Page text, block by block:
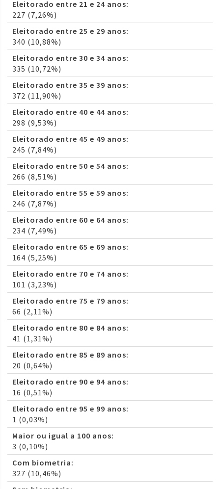
Eleitorado entre 21 e 24 anos:
227 (7,26%)
Eleitorado entre 25 e 29 anos:
340 (10,88%)
Eleitorado entre 30 e 34 anos:
335 (10,72%)
Eleitorado entre 35 e 39 anos:
372 (11,90%)
Eleitorado entre 40 e 44 anos:
298 (9,53%)
Eleitorado entre 45 e 49 anos:
245 (7,84%)
Eleitorado entre 50 e 54 anos:
266 (8,51%)
Eleitorado entre 55 e 59 anos:
246 (7,87%)
Eleitorado entre 60 e 64 anos:
234 (7,49%)
Eleitorado entre 65 e 69 anos:
164 (5,25%)
Eleitorado entre 70 e 74 anos:
101 (3,23%)
Eleitorado entre 75 e 79 anos:
66 (2,11%)
Eleitorado entre 80 e 84 anos:
41 (1,31%)
Eleitorado entre 85 e 89 anos:
20 (0,64%)
Eleitorado entre 90 e 94 anos:
16 (0,51%)
Eleitorado entre 95 e 99 anos:
1 (0,03%)
Maior ou igual a 100 anos:
3 (0,10%)
Com biometria:
327 (10,46%)